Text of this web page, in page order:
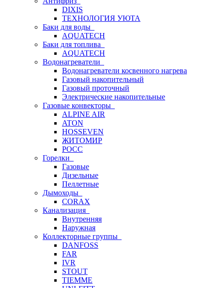
DIXIS
ТЕХНОЛОГИЯ УЮТА
Баки для воды
AQUATECH
Баки для топлива
AQUATECH
Водонагреватели
Водонагреватели косвенного нагрева
Газовый накопительный
Газовый проточный
Электрические накопительные
Газовые конвекторы
ALPINE AIR
ATON
HOSSEVEN
ЖИТОМИР
РОСС
Горелки
Газовые
Дизельные
Пеллетные
Дымоходы
CORAX
Канализация
Внутренняя
Наружная
Коллекторные группы
DANFOSS
FAR
IVR
STOUT
TIEMME